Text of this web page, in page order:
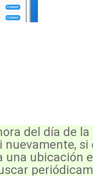
del día de
si
una ubicación